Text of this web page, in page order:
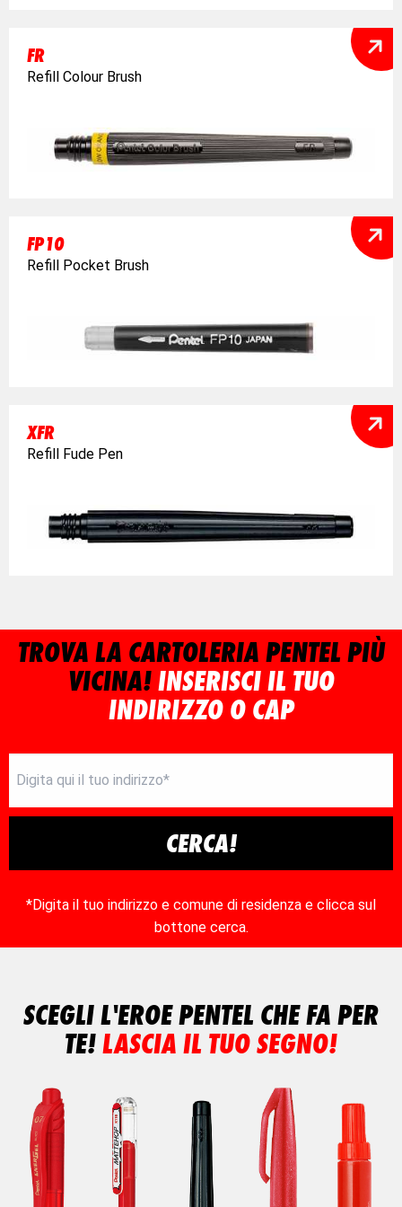
FR
Refill Colour Brush
FP10
Refill Pocket Brush
XFR
Refill Fude Pen
TROVA LA CARTOLERIA PENTEL PIÙ
VICINA!INSERISCI IL TUO
INDIRIZZO O CAP
CERCA!
*Digita il tuo indirizzo e comune di residenza e clicca sul
bottone cerca.
SCEGLI L'EROE PENTEL CHE FA PER
TE!LASCIA IL TUO SEGNO!